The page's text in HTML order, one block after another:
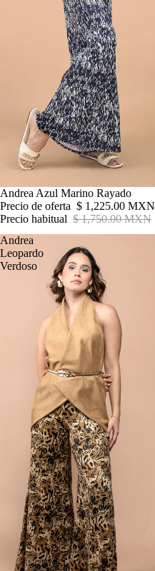
Oferta
Andrea Azul Marino Rayado
Precio de oferta $ 1,225.00 MXN
Precio habitual $ 1,750.00 MXN
Andrea
Leopardo
Verdoso